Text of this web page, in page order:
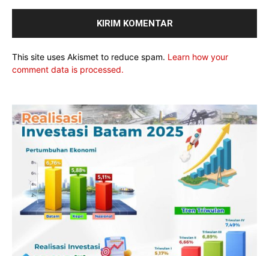
This site uses Akismet to reduce spam. Learn how your
comment data is processed.